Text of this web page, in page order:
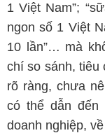
1 Việt Nam”;
ngon số 1 Việt
10 lần”… mà
chí so sánh, tiêu
rõ ràng, chưa
có thể dẫn đến
doanh nghiệp,